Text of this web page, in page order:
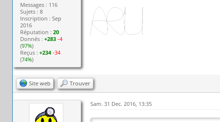
Messages : 116
Sujets : 8
Inscription : Sep
2016
Réputation :20
Donnés :+283 -4
(97%)
Reçus :+234 -34
(74%)
Site web Trouver
Sam. 31 Dec. 2016, 13:35